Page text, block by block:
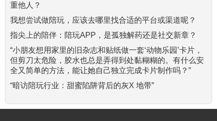
重他人？
我想尝试做陪玩，应该去哪里找合适的平台或渠道呢？
指尖上的陪伴：陪玩APP，是孤独解药还是社交新章？
“小朋友想用家里的旧杂志和贴纸做一套‘动物乐园’卡片，
但剪刀太危险，胶水也总是弄得到处黏糊糊的。有什么安
全又简单的方法，能让她自己独立完成卡片制作吗？”
“暗访陪玩行业：甜蜜陷阱背后的灰X 地带”